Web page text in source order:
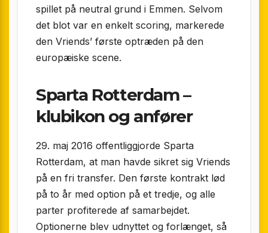
spillet på neutral grund i Emmen. Selvom
det blot var en enkelt scoring, markerede
den Vriends’ første optræden på den
europæiske scene.
Sparta Rotterdam –
klubikon og anfører
29. maj 2016 offentliggjorde Sparta
Rotterdam, at man havde sikret sig Vriends
på en fri transfer. Den første kontrakt lød
på to år med option på et tredje, og alle
parter profiterede af samarbejdet.
Optionerne blev udnyttet og forlænget, så